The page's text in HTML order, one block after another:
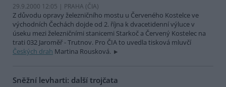
29.9.2000 12:05 | PRAHA (ČIA)
Z důvodu opravy železničního mostu u Červeného Kostelce ve
východních Čechách dojde od 2. října k dvacetidenní výluce v
úseku mezi železničními stanicemi Starkoč a Červený Kostelec na
trati 032 Jaroměř - Trutnov. Pro ČIA to uvedla tisková mluvčí
Českých drah Martina Rousková.
Sněžní levharti: další trojčata